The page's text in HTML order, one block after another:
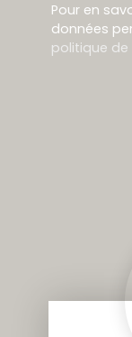
Pour en
données
politique